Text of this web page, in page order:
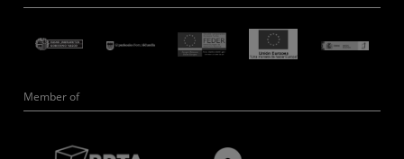
Member of